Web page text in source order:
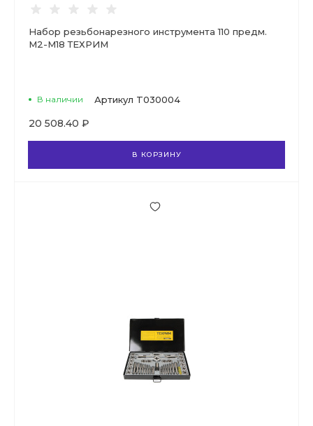
Набор резьбонарезного инструмента 110 предм.
М2-М18 ТЕХРИМ
В наличии Артикул T030004
20 508.40 ₽
В КОРЗИНУ